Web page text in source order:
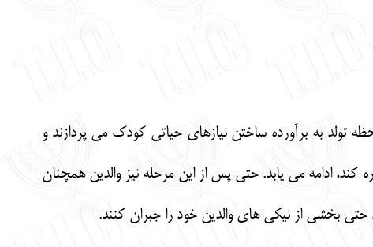
تولد به برآورده ساختن نيازهاي حياتي كودك مي پردازند و
كند، ادامه مي يابد. حتي پس از اين مرحله نيز والدين همچنان
بخشي از نيكي هاي والدين خود را جبران كنند.